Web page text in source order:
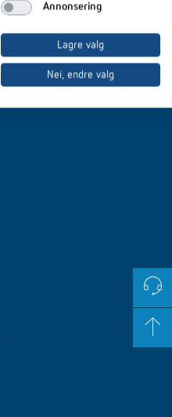
Annonsering
Lagre valg
Nei, endre valg